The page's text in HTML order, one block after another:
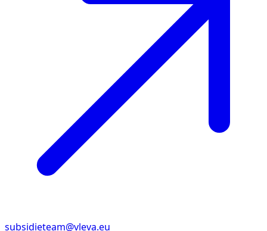
subsidieteam@vleva.eu